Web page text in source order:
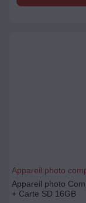
Appareil photo
Appareil photo
+ Carte SD 16GB